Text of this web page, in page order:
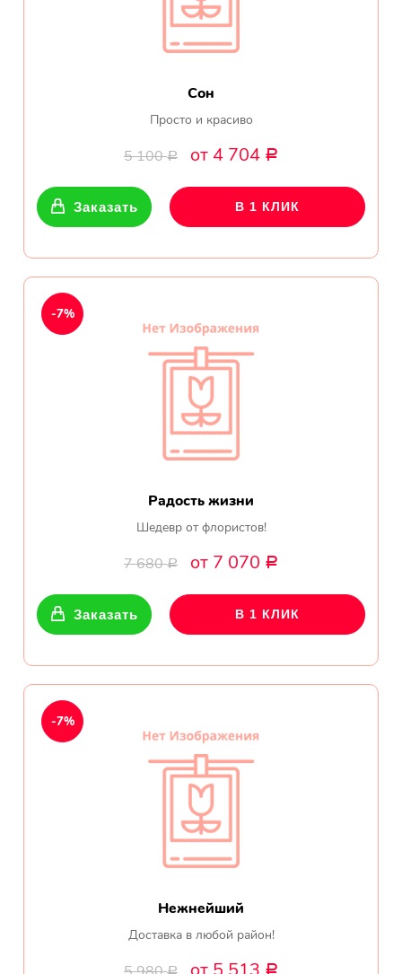
Сон
Просто и красиво
5 100Р от 4 704 Р
Заказать В 1 КЛИК
Радость жизни
Шедевр от флористов!
7 680Р от 7 070 Р
-7%
Заказать В 1 КЛИК
Нежнейший
Доставка в любой район!
Р Р
-7%